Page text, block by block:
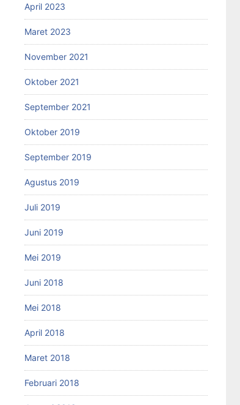
April 2023
Maret 2023
November 2021
Oktober 2021
September 2021
Oktober 2019
September 2019
Agustus 2019
Juli 2019
Juni 2019
Mei 2019
Juni 2018
Mei 2018
April 2018
Maret 2018
Februari 2018